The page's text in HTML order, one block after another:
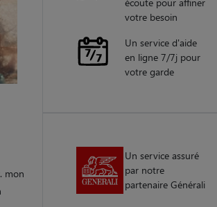
mon
votre besoin
Un service d'aide
en ligne 7/7j pour
votre garde
Un service assuré
par notre
partenaire Générali